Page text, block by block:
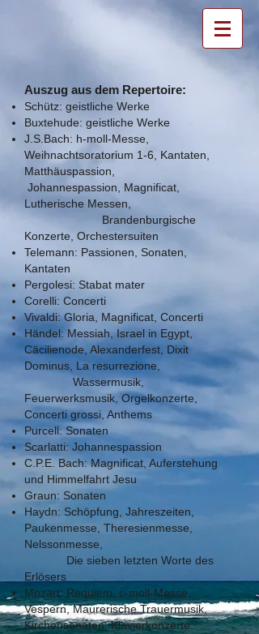
Auszug aus dem Repertoire:
Schütz: geistliche Werke
Buxtehude: geistliche Werke
J.S.Bach: h-moll-Messe,
Weihnachtsoratorium 1-6, Kantaten,
Matthäuspassion,
Johannespassion, Magnificat,
Lutherische Messen,
Brandenburgische
Konzerte, Orchestersuiten
Telemann: Passionen, Sonaten,
Kantaten
Pergolesi: Stabat mater
Corelli: Concerti
Vivaldi: Gloria, Magnificat, Concerti
Händel: Messiah, Israel in Egypt,
Cäcilienode, Alexanderfest, Dixit
Dominus, La resurrezione,
Wassermusik,
Feuerwerksmusik, Orgelkonzerte,
Concerti grossi, Anthems
Purcell: Sonaten
Scarlatti: Johannespassion
C.P.E. Bach: Magnificat, Auferstehung
und Himmelfahrt Jesu
Graun: Sonaten
Haydn: Schöpfung, Jahreszeiten,
Paukenmesse, Theresienmesse,
Nelssonmesse,
Die sieben letzten Worte des
Erlösers
Mozart: Requiem, c-moll-Messe,
Vespern, Maurerische Trauermusik,
Kirchensonaten, Klavierkonzerte